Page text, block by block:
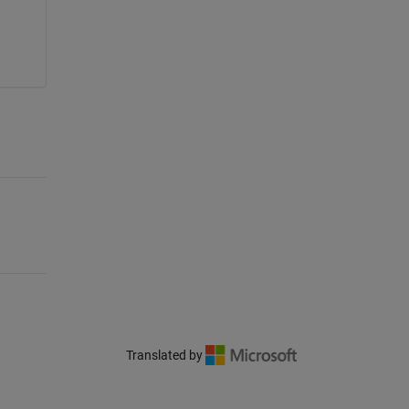
Translated by